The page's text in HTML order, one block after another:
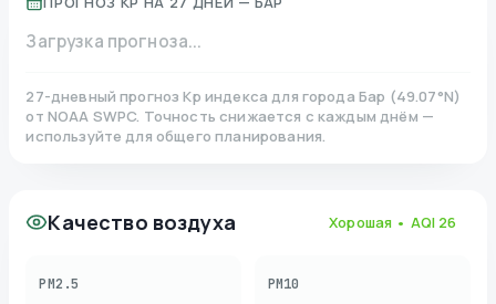
Загрузка прогноза...
27-дневный прогноз Kp индекса для города Бар (49.07°N)
от NOAA SWPC. Точность снижается с каждым днём —
используйте для общего планирования.
Качество воздуха Хорошая • AQI 26
PM2.5 PM10